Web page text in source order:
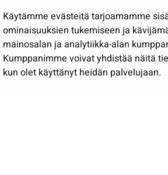
Käytämme evästeitä tarjoamamme
ominaisuuksien tukemiseen ja
mainosalan ja analytiikka-alan
Kumppanimme voivat yhdistää näitä
kun olet käyttänyt heidän palvelujaan.